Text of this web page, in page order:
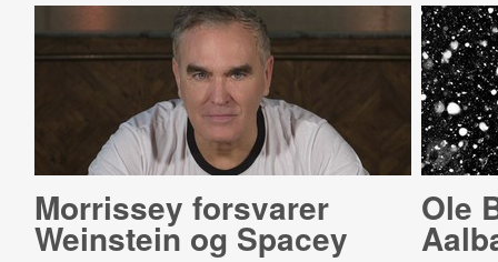
Morrissey forsvarer
Weinstein og Spacey
Ole